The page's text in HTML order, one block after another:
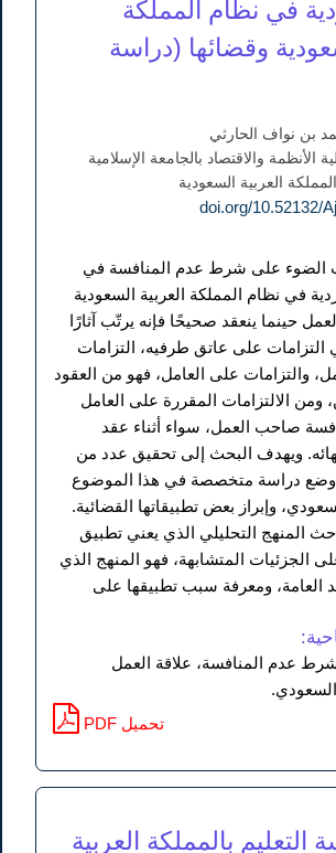
في نظام المملكة
وقضائها (دراسة
بن نواف الحارثي
الأنظمة والاقتصاد بالجامعة الإسلامية
العربية السعودية
الضوء على شرط عدم المنافسة في
في نظام المملكة العربية السعودية
حينما ينعقد صحيحًا فإنه يرتّب آثارًا
التزامات على عاتق طرفيه، التزامات
والتزامات على العامل، فهو من العقود
ومن الالتزامات المقررة على العامل
صاحب العمل، سواء أثناء عقد
ويهدف البحث إلى تحقيق عدد من
وضع دراسة متخصصة في هذا الموضوع
وإبراز بعض تطبيقاتها القضائية.
المنهج التحليلي الذي يعني تطبيق
الجزئيات المتشابهة، فهو المنهج الذي
العامة، ومعرفة سبب تطبيقها على
عدم المنافسة، علاقة العمل
السعودي.
PDF تحميل
التعليم بالمملكة العربية